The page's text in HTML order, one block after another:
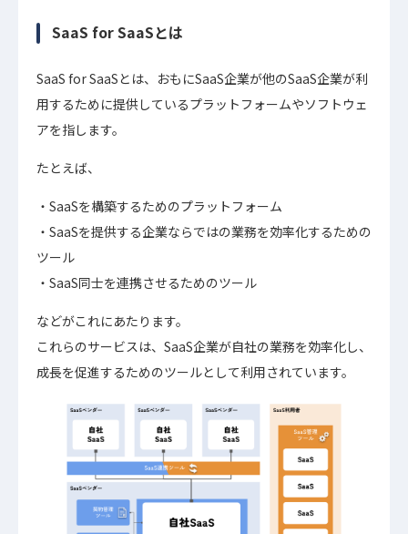
SaaS for SaaSとは
SaaS for SaaSとは、おもにSaaS企業が他のSaaS企業が利
用するために提供しているプラットフォームやソフトウェ
アを指します。
たとえば、
SaaSを構築するためのプラットフォーム
SaaSを提供する企業ならではの業務を効率化するための
ツール
SaaS同士を連携させるためのツール
などがこれにあたります。
これらのサービスは、SaaS企業が自社の業務を効率化し、
成長を促進するためのツールとして利用されています。